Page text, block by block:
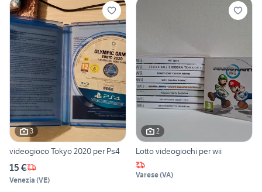
3
videogioco Tokyo 2020 per Ps4
15 €
Venezia (VE)
2
Lotto videogiochi per wii
Varese(VA)